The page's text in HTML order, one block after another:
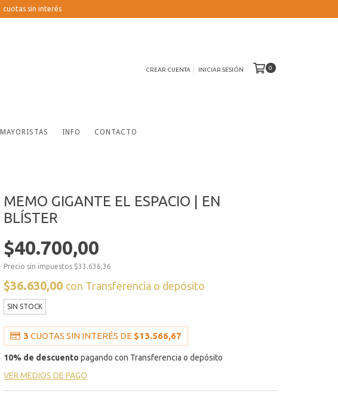
cuotas sin interés
CREAR CUENTA INICIAR SESIÓN 0
MAYORISTAS INFO CONTACTO
MEMO GIGANTE EL ESPACIO | EN
BLÍSTER
$40.700,00
Precio sin impuestos $33.636,36
$36.630,00 con Transferencia o depósito
SIN STOCK
3 CUOTAS SIN INTERÉS DE $13.566,67
10% de descuento pagando con Transferencia o depósito
VER MEDIOS DE PAGO